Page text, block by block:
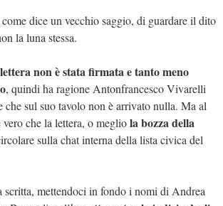
dice un vecchio saggio, di guardare il dito
la luna stessa.
non è stata firmata e tanto meno
, quindi ha ragione Antonfrancesco Vivarelli
che sul suo tavolo non è arrivato nulla. Ma al
vero che la lettera, o megliola bozza della
sulla chat interna della lista civica del
scritta, mettendoci in fondo i nomi di Andrea